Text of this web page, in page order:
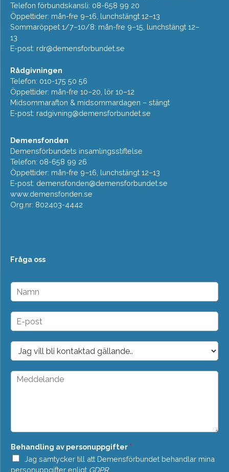
Telefon förbundskansli: 08-658 99 20
Öppettider: mån-fre 9–16, lunchstängt 12–13
Sommaröppet 1/7–10/8: mån-fre 9–15, lunchstängt 12–
13
E-post: rdr@demensforbundet.se
Rådgivningen
Telefon: 010-175 50 56
Öppettider: mån-fre 10–20, lör 10–12
Midsommarafton & midsommardagen – stängt
E-post: radgivning@demensforbundet.se
Demensfonden
Demensförbundets insamlingsstiftelse
Telefon: 08-658 99 26
Öppettider: mån-fre 9–16, lunchstängt 12–13
E-post: demensfonden@demensforbundet.se
www.demensfonden.se
Org.nr: 802403-4442
Fråga oss
N
m
n
E
p
o
t
*
D
o
p
M
a
d
e
*
Behandling av personuppgifter *
Jag samtycker till att Demensförbundet behandlar mina
personuppgifter enligt GDPR.